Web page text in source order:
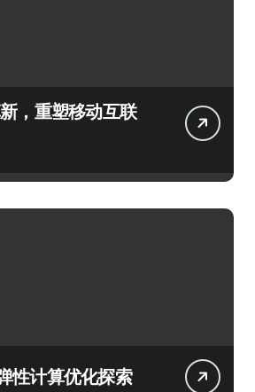
，重塑移动互联
性计算优化探索